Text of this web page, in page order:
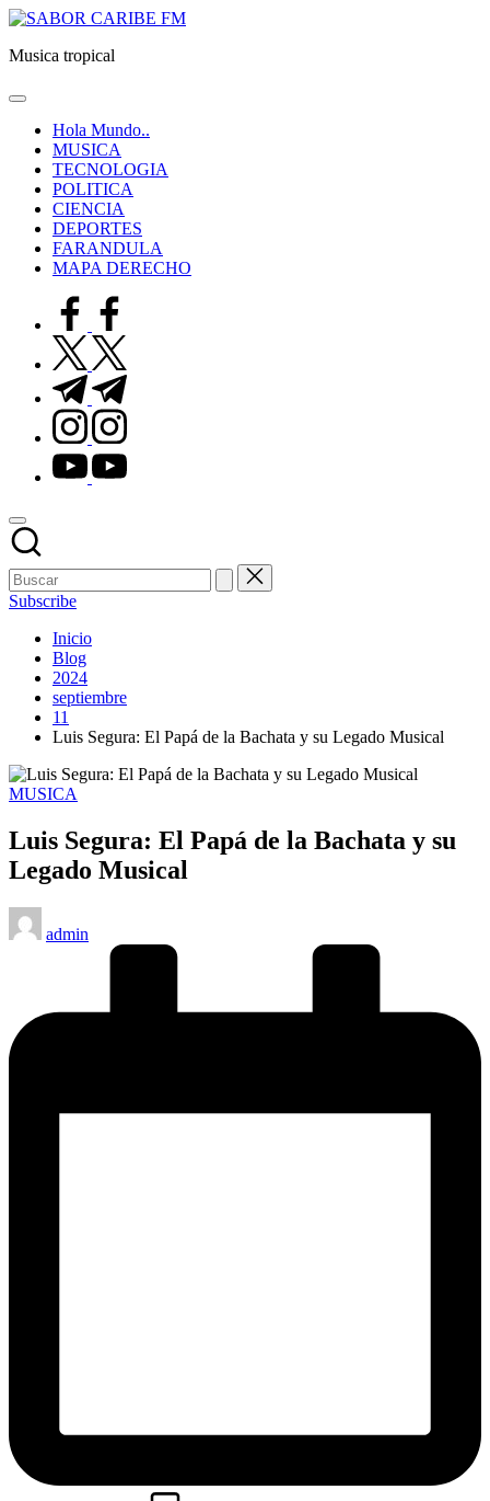
Saltar
contenido
SABOR
Musica tropical
Hola Mundo..
MUSICA
TECNOLOGIA
POLITICA
CIENCIA
DEPORTES
FARANDULA
MAPA DERECHO
facebook.com
twitter.com
t.me
instagram.com
youtube.com
Subscribe
Inicio
Blog
2024
septiembre
11
Luis Segura: El Papá de la Bachata y su Legado Musical
Publicado
MUSICA
Luis Segura: El Papá de la Bachata y su
Legado Musical
Publicado
por
admin